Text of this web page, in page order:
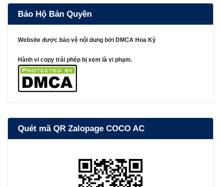
Bảo Hộ Bản Quyền
Website được bảo vệ nội dung bởi DMCA Hoa Kỳ
Hành vi copy trái phép bị xem là vi phạm.
Quét mã QR Zalopage COCO AC